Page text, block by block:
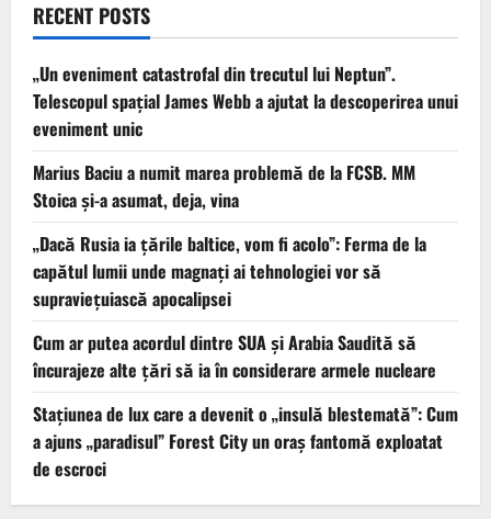
RECENT POSTS
„Un eveniment catastrofal din trecutul lui Neptun”.
Telescopul spațial James Webb a ajutat la descoperirea unui
eveniment unic
Marius Baciu a numit marea problemă de la FCSB. MM
Stoica și-a asumat, deja, vina
„Dacă Rusia ia țările baltice, vom fi acolo”: Ferma de la
capătul lumii unde magnați ai tehnologiei vor să
supraviețuiască apocalipsei
Cum ar putea acordul dintre SUA și Arabia Saudită să
încurajeze alte țări să ia în considerare armele nucleare
Stațiunea de lux care a devenit o „insulă blestemată”: Cum
a ajuns „paradisul” Forest City un oraș fantomă exploatat
de escroci